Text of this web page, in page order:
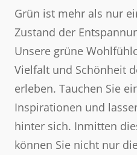
Grün ist mehr als nur
Zustand der
Unsere grüne
Vielfalt und Schönheit
erleben. Tauchen Sie
Inspirationen und
hinter sich. Inmitten
können Sie nicht nur